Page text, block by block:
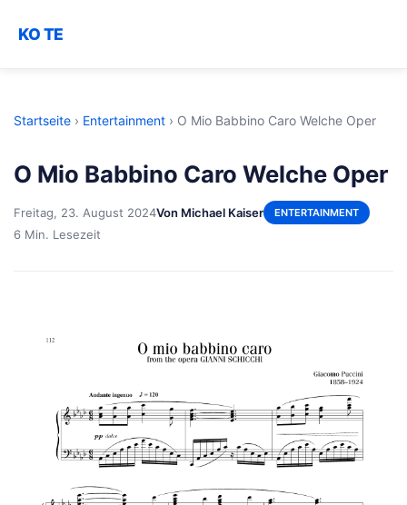
KO TE
Startseite › Entertainment › O Mio Babbino Caro Welche Oper
O Mio Babbino Caro Welche Oper
Freitag, 23. August 2024Von Michael Kaiser ENTERTAINMENT
6 Min. Lesezeit